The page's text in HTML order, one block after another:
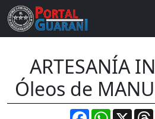
ARTESANÍA
Óleos de
FacebookWhatsApp
X